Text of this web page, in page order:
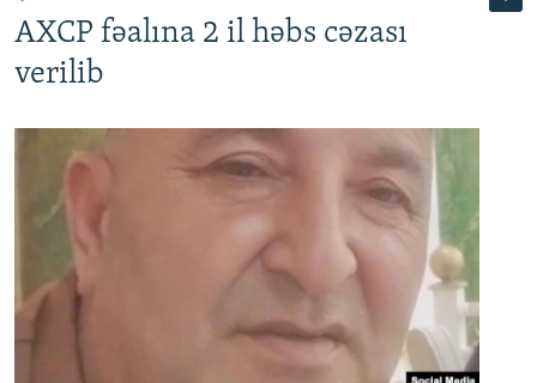
AXCP fəalına 2 il həbs cəzası
verilib